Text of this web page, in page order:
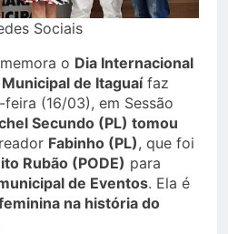
Sociais
o Dia Internacional
de Itaguaífaz
(16/03), em Sessão
Secundo (PL) tomou
Fabinho (PL), que foi
Rubão (PODE) para
de Eventos. Ela é
na história do